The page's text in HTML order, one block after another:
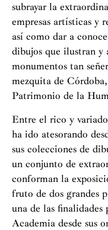
subrayar la
empresas artísticas y
así como dar a
dibujos que ilustran y
monumentos tan
mezquita de
Patrimonio de la
Entre el rico y
ha ido atesorando
sus colecciones de
un conjunto de
conforman la
fruto de dos grandes
una de las
Academia desde sus